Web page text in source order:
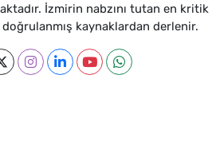
İzmirin nabzını tutan en kritik
kaynaklardan derlenir.